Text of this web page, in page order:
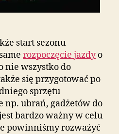
start sezonu
rozpoczęcie jazdyo
nie wszystko do
się przygotować po
sprzętu
ubrań, gadżetów do
bardzo ważny w celu
powinniśmy rozważyć